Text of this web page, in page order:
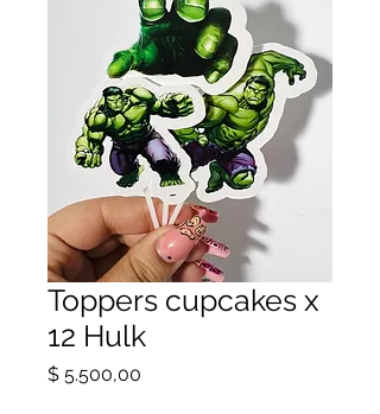
Toppers cupcakes x
12 Hulk
$ 5.500,00